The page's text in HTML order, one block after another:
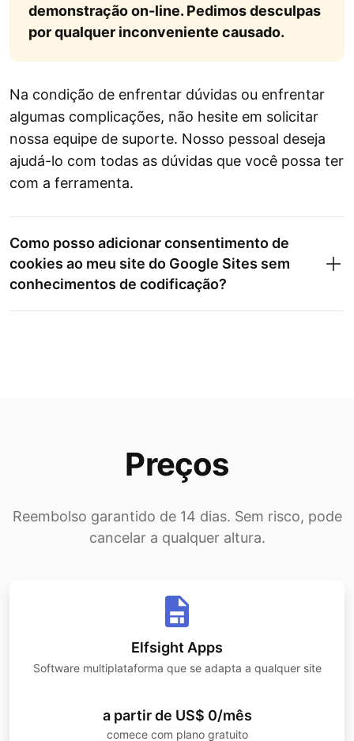
demonstração on-line. Pedimos desculpas
por qualquer inconveniente causado.
Na condição de enfrentar dúvidas ou enfrentar
algumas complicações, não hesite em solicitar
nossa equipe de suporte. Nosso pessoal deseja
ajudá-lo com todas as dúvidas que você possa ter
com a ferramenta.
Como posso adicionar consentimento de
cookies ao meu site do Google Sites sem
conhecimentos de codificação?
Preços
Reembolso garantido de 14 dias. Sem risco, pode
cancelar a qualquer altura.
Elfsight Apps
Software multiplataforma que se adapta a qualquer site
a partir de US$ 0/mês
comece com plano gratuito